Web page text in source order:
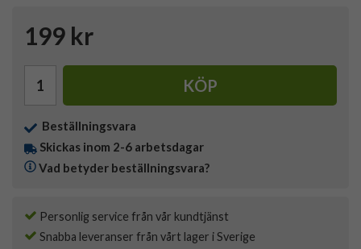
199 kr
KÖP
Beställningsvara
Skickas inom 2-6 arbetsdagar
Vad betyder beställningsvara?
Personlig service från vår kundtjänst
Snabba leveranser från vårt lager i Sverige